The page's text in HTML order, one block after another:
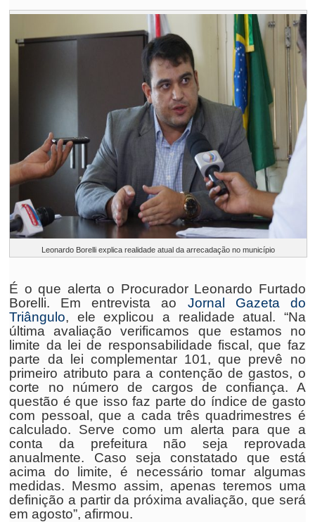
Leonardo Borelli explica realidade atual da arrecadação no município
É o que alerta o Procurador Leonardo Furtado
Borelli. Em entrevista ao Jornal Gazeta do
Triângulo, ele explicou a realidade atual. “Na
última avaliação verificamos que estamos no
limite da lei de responsabilidade fiscal, que faz
parte da lei complementar 101, que prevê no
primeiro atributo para a contenção de gastos, o
corte no número de cargos de confiança. A
questão é que isso faz parte do índice de gasto
com pessoal, que a cada três quadrimestres é
calculado. Serve como um alerta para que a
conta da prefeitura não seja reprovada
anualmente. Caso seja constatado que está
acima do limite, é necessário tomar algumas
medidas. Mesmo assim, apenas teremos uma
definição a partir da próxima avaliação, que será
em agosto”, afirmou.